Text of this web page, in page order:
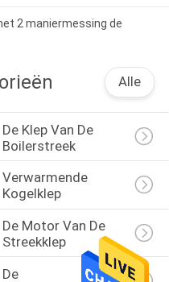
2 maniermessing de
Alle
De Klep Van De
Boilerstreek
Verwarmende
Kogelklep
De Motor Van De
Streekklep
De